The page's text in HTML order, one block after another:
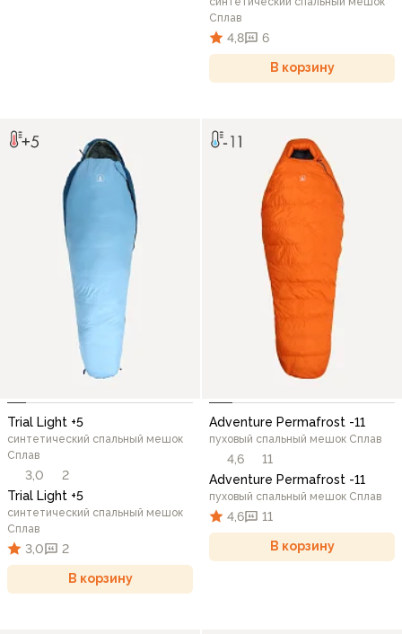
Сплав
4,8 6
В корзину
Trial Light +5
синтетический спальный мешок
Сплав
3,0
2
Trial Light +5
синтетический спальный мешок
Сплав
3,0 2
В корзину
Adventure Permafrost -11
пуховый спальный мешок Сплав
4,6
11
Adventure Permafrost -11
пуховый спальный мешок Сплав
4,6 11
В корзину